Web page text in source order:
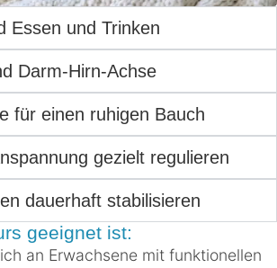
Essen und Trinken
Darm-Hirn-Achse
für einen ruhigen Bauch
gezielt regulieren
dauerhaft stabilisieren
geeignet ist:
an Erwachsene mit funktionellen